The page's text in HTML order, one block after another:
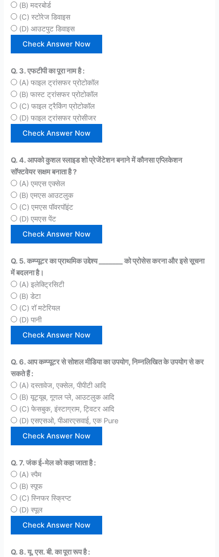
(B) मदरबोर्ड
(C) स्टोरेज डिवाइस
(D) आउटपुट डिवाइस
Q. 3. एफटीपी का पूरा नाम है :
(A) फाइल ट्रांसफर प्रोटोकॉल
(B) फास्ट ट्रांसफर प्रोटोकॉल
(C) फाइल ट्रैकिंग प्रोटोकॉल
(D) फाइल ट्रांसफर प्रोसीजर
Q. 4. आपको कुशल स्लाइड शो प्रेजेंटेशन बनाने में कौनसा एप्लिकेशन
सॉफ्टवेयर सक्षम बनाता है ?
(A) एमएस एक्सेल
(B) एमएस आउटलुक
(C) एमएस पॉवरपॉइंट
(D) एमएस पेंट
Q. 5. कम्प्यूटर का प्राथमिक उद्देश्य _______ को प्रोसेस करना और इसे सूचना
में बदलना है।
(A) इलेक्ट्रिसिटी
(B) डेटा
(C) रॉ मटेरियल
(D) पानी
Q. 6. आप कम्प्यूटर से सोशल मीडिया का उपयोग, निम्नलिखित के उपयोग से कर
सकते हैं :
(A) दस्तावेज, एक्सेल, पीपीटी आदि
(B) यूट्यूब, गूगल प्ले, आउटलुक आदि
(C) फेसबुक, इंस्टाग्राम, ट्विटर आदि
(D) एसएसओ, पीआरएसवाई, एक Pure
Q. 7. जंक ई-मेल को कहा जाता है :
(A) स्पैम
(B) स्पूफ
(C) स्निफर स्क्रिप्ट
(D) स्पूल
Q. 8. यू. एस. बी. का पूरा रूप है :